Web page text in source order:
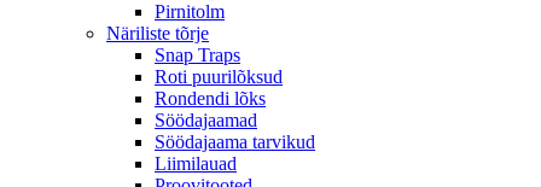
Pirnitolm
Näriliste tõrje
Snap Traps
Roti puurilõksud
Rondendi lõks
Söödajaamad
Söödajaama tarvikud
Liimilauad